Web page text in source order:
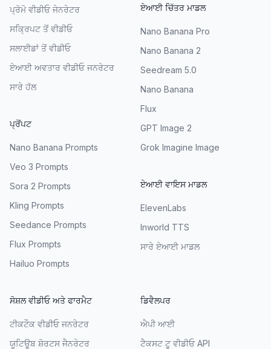
ਪ੍ਰੋਮੋ ਵੀਡੀਓ ਜੇਨਰੇਟਰ
ਸਕ੍ਰਿਪਟ ਤੋਂ ਵੀਡੀਓ
ਸਲਾਈਡਾਂ ਤੋਂ ਵੀਡੀਓ
ਏਆਈ ਅਵਤਾਰ ਵੀਡੀਓ ਜਨਰੇਟਰ
ਸਾਰੇ ਹੱਲ
ਪ੍ਰੋਂਪਟ
Nano Banana Prompts
Veo 3 Prompts
Sora 2 Prompts
Kling Prompts
Seedance Prompts
Flux Prompts
Hailuo Prompts
ਏਆਈ ਚਿੱਤਰ ਮਾਡਲ
Nano Banana Pro
Nano Banana 2
Seedream 5.0
Nano Banana
Flux
GPT Image 2
Grok Imagine Image
ਏਆਈ ਵਾਇਸ ਮਾਡਲ
ElevenLabs
Inworld TTS
ਸਾਰੇ ਏਆਈ ਮਾਡਲ
ਸੋਸ਼ਲ ਵੀਡੀਓ ਅਤੇ ਫਾਰਮੈਟ
ਟੀਕਟੌਕ ਵੀਡੀਓ ਜਨਰੇਟਰ
ਯੂਟਿਊਬ ਸ਼ੋਰਟਸ ਜੈਨਰੇਟਰ
ਡਿਵੈਲਪਰ
ਐਪੀ ਆਈ
ਟੈਕਸਟ ਟੂ ਵੀਡੀਓ API